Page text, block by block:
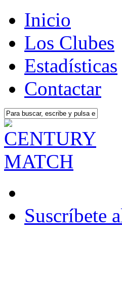
Inicio
Los Clubes
Estadísticas
Contactar
Suscríbete